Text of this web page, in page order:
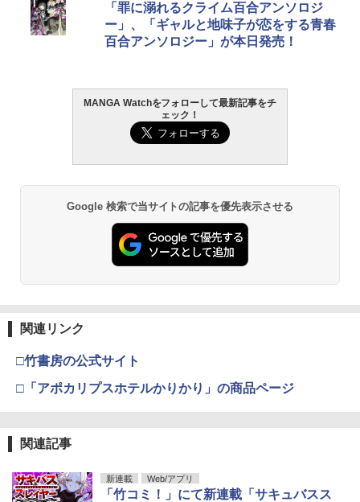
「罪に溺れるクライム百合アンソロジ
ー」、「ギャルと地味子が恋をする青春
百合アンソロジー」が本日発売！
MANGA Watchをフォローして最新記事をチ
ェック！
Google 検索で当サイトの記事を優先表示させる
関連リンク
□竹書房の公式サイト
□「アポカリプスホテルかりかり」の商品ページ
関連記事
新連載 Web/アプリ
「竹コミ！」にて新連載「サキュバスス